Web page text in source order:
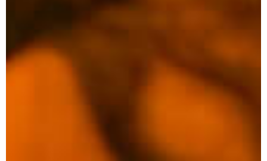
Descubrí recursos gratuitos
ideados por jóvenes para
promover la
Educación Sexual Integral